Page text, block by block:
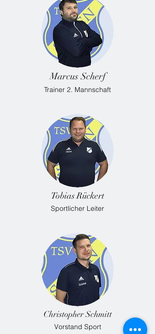
Marcus Scherf
Trainer 2. Mannschaft
Tobias Rückert
Sportlicher Leiter
Christopher Schmitt
Vorstand Sport